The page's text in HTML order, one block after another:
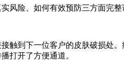
风险、如何有效预防三方面完整
触到下一位客户的皮肤破损处
打开了方便通道。